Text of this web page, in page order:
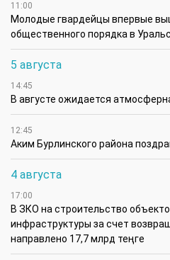
11:00
Молодые гвардейцы впервые
общественного порядка в
5 августа
14:45
В августе ожидается
12:45
Аким Бурлинского района
4 августа
17:00
В ЗКО на строительство
инфраструктуры за счет
направлено 17,7 млрд теңге